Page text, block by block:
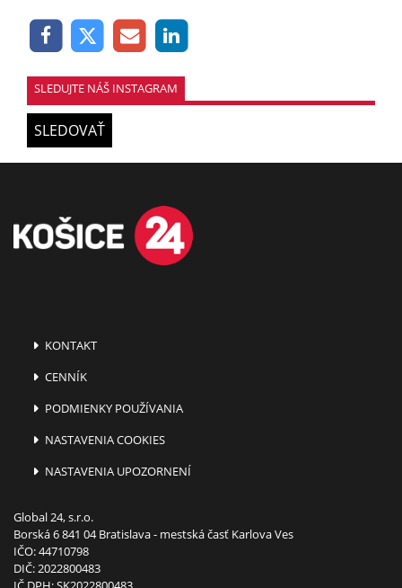
SLEDUJTE NÁŠ INSTAGRAM
SLEDOVAŤ
KONTAKT
CENNÍK
PODMIENKY POUŽÍVANIA
NASTAVENIA COOKIES
NASTAVENIA UPOZORNENÍ
Global 24, s.r.o.
Borská 6 841 04 Bratislava - mestská časť Karlova Ves
IČO: 44710798
DIČ: 2022800483